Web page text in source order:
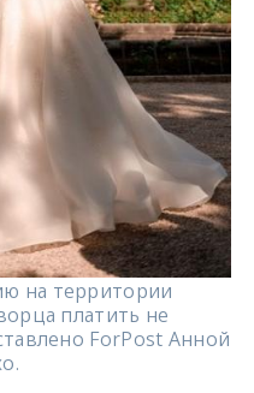
на территории
платить не
ForPost Анной